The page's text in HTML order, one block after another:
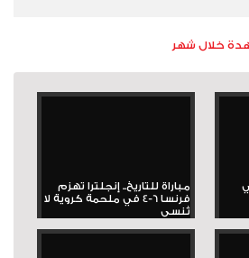
خلال شهر
مباراة للتاريخ.. إنجلترا تهزم
فرنسا 6-4 في ملحمة كروية لا
تُنسى